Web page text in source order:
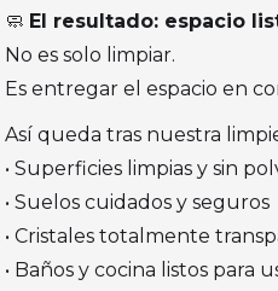
🧼 El resultado: espacio
No es solo limpiar.
Es entregar el espacio en
Así queda tras nuestra
• Superficies limpias y sin
• Suelos cuidados y seguros
• Cristales totalmente
• Baños y cocina listos para